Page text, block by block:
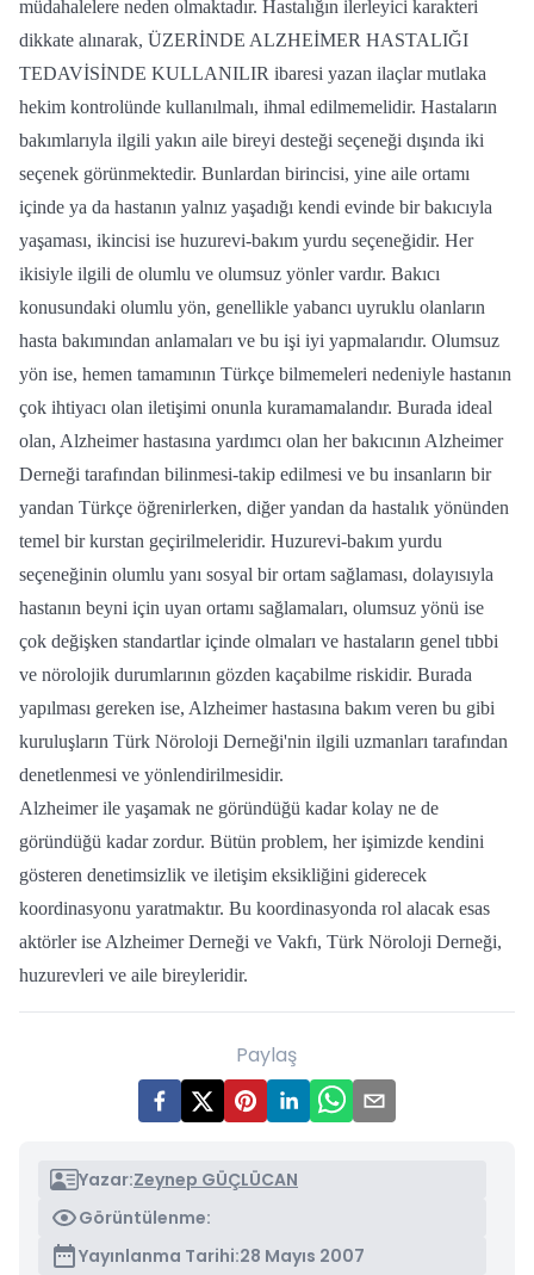
müdahalelere neden olmaktadır. Hastalığın ilerleyici karakteri
dikkate alınarak, ÜZERİNDE ALZHEİMER HASTALIĞI
TEDAVİSİNDE KULLANILIR ibaresi yazan ilaçlar mutlaka
hekim kontrolünde kullanılmalı, ihmal edilmemelidir. Hastaların
bakımlarıyla ilgili yakın aile bireyi desteği seçeneği dışında iki
seçenek görünmektedir. Bunlardan birincisi, yine aile ortamı
içinde ya da hastanın yalnız yaşadığı kendi evinde bir bakıcıyla
yaşaması, ikincisi ise huzurevi-bakım yurdu seçeneğidir. Her
ikisiyle ilgili de olumlu ve olumsuz yönler vardır. Bakıcı
konusundaki olumlu yön, genellikle yabancı uyruklu olanların
hasta bakımından anlamaları ve bu işi iyi yapmalarıdır. Olumsuz
yön ise, hemen tamamının Türkçe bilmemeleri nedeniyle hastanın
çok ihtiyacı olan iletişimi onunla kuramamalandır. Burada ideal
olan, Alzheimer hastasına yardımcı olan her bakıcının Alzheimer
Derneği tarafından bilinmesi-takip edilmesi ve bu insanların bir
yandan Türkçe öğrenirlerken, diğer yandan da hastalık yönünden
temel bir kurstan geçirilmeleridir. Huzurevi-bakım yurdu
seçeneğinin olumlu yanı sosyal bir ortam sağlaması, dolayısıyla
hastanın beyni için uyan ortamı sağlamaları, olumsuz yönü ise
çok değişken standartlar içinde olmaları ve hastaların genel tıbbi
ve nörolojik durumlarının gözden kaçabilme riskidir. Burada
yapılması gereken ise, Alzheimer hastasına bakım veren bu gibi
kuruluşların Türk Nöroloji Derneği'nin ilgili uzmanları tarafından
denetlenmesi ve yönlendirilmesidir.
Alzheimer ile yaşamak ne göründüğü kadar kolay ne de
göründüğü kadar zordur. Bütün problem, her işimizde kendini
gösteren denetimsizlik ve iletişim eksikliğini giderecek
koordinasyonu yaratmaktır. Bu koordinasyonda rol alacak esas
aktörler ise Alzheimer Derneği ve Vakfı, Türk Nöroloji Derneği,
huzurevleri ve aile bireyleridir.
Paylaş
Yazar:Zeynep GÜÇLÜCAN
Görüntülenme:
Yayınlanma Tarihi:28 Mayıs 2007